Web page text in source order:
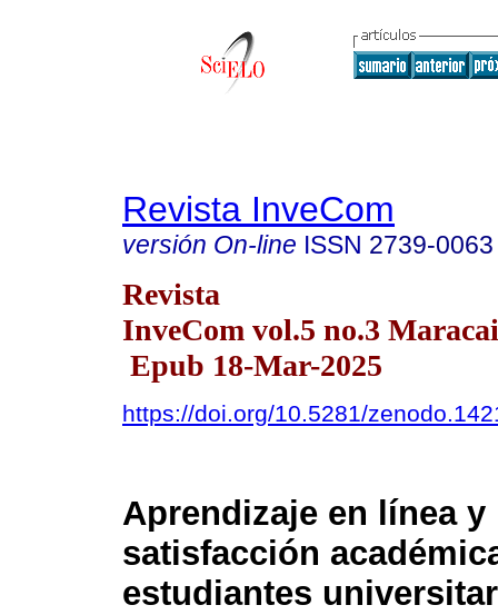
Revista InveCom
versión On-line ISSN 2739-0063
Revista
InveCom vol.5 no.3
Epub 18-Mar-2025
https://doi.org/10.5281/
Aprendizaje en línea y
satisfacción
estudiantes